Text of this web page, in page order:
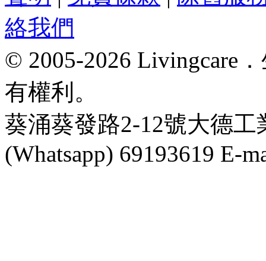
絡我們
© 2005-2026 Livingcare
有權利。
葵涌葵發路2-12號大德工
(Whatsapp) 69193619 E-